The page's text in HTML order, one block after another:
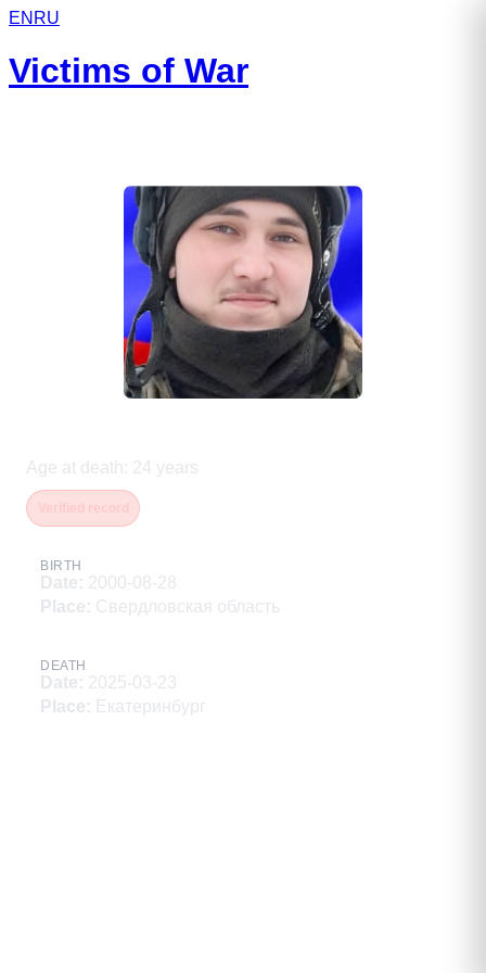
EN RU
Victims of War
Age at death : 24 years
BIRTH
Date: 2000-08-28
Place: Свердловская область
DEATH
Date: 2025-03-23
Place: Екатеринбург